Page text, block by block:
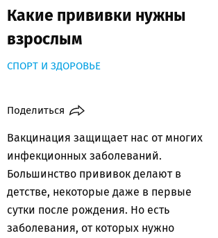
Какие прививки нужны
взрослым
СПОРТ И ЗДОРОВЬЕ
Поделиться
Вакцинация защищает нас от многих
инфекционных заболеваний.
Большинство прививок делают в
детстве, некоторые даже в первые
сутки после рождения. Но есть
заболевания, от которых нужно